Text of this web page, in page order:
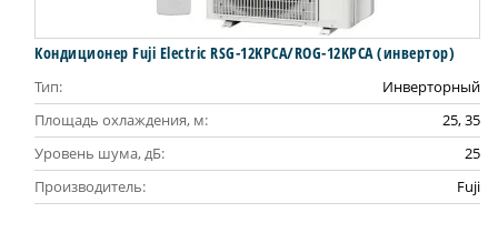
Кондиционер Fuji Electric RSG-12KPCA/ROG-12KPCA (инвертор)
Тип:
Инверторный
Площадь охлаждения, м:
25, 35
Уровень шума, дБ:
25
Производитель:
Fuji